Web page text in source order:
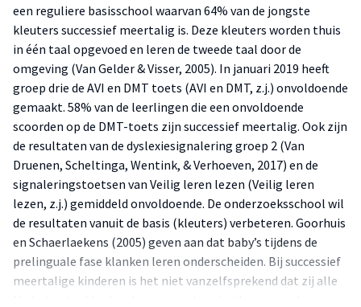
een reguliere basisschool waarvan 64% van de jongste
kleuters successief meertalig is. Deze kleuters worden thuis
in één taal opgevoed en leren de tweede taal door de
omgeving (Van Gelder & Visser, 2005). In januari 2019 heeft
groep drie de AVI en DMT toets (AVI en DMT, z.j.) onvoldoende
gemaakt. 58% van de leerlingen die een onvoldoende
scoorden op de DMT-toets zijn successief meertalig. Ook zijn
de resultaten van de dyslexiesignalering groep 2 (Van
Druenen, Scheltinga, Wentink, & Verhoeven, 2017) en de
signaleringstoetsen van Veilig leren lezen (Veilig leren
lezen, z.j.) gemiddeld onvoldoende. De onderzoeksschool wil
de resultaten vanuit de basis (kleuters) verbeteren. Goorhuis
en Schaerlaekens (2005) geven aan dat baby’s tijdens de
prelinguale fase klanken leren onderscheiden. Bij successief
meertalige kinderen is het niet vanzelfsprekend dat zij alle